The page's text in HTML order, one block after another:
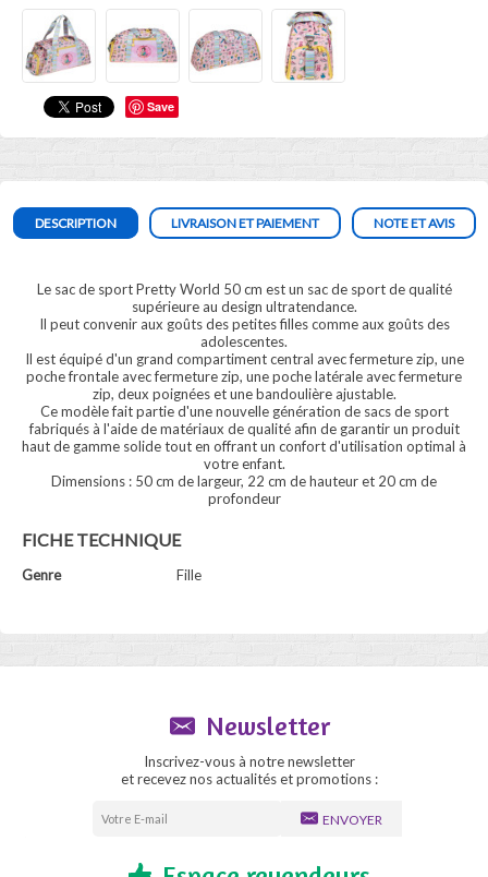
Save
DESCRIPTION LIVRAISON ET PAIEMENT NOTE ET AVIS
Le sac de sport Pretty World 50 cm est un sac de sport de qualité
supérieure au design ultratendance.
Il peut convenir aux goûts des petites filles comme aux goûts des
adolescentes.
Il est équipé d'un grand compartiment central avec fermeture zip, une
poche frontale avec fermeture zip, une poche latérale avec fermeture
zip, deux poignées et une bandoulière ajustable.
Ce modèle fait partie d'une nouvelle génération de sacs de sport
fabriqués à l'aide de matériaux de qualité afin de garantir un produit
haut de gamme solide tout en offrant un confort d'utilisation optimal à
votre enfant.
Dimensions : 50 cm de largeur, 22 cm de hauteur et 20 cm de
profondeur
FICHE TECHNIQUE
Genre Fille
Newsletter
Inscrivez-vous à notre newsletter
et recevez nos actualités et promotions :
ENVOYER